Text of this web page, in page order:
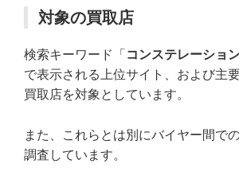
対象の買取店
検索キーワード「 コンステレーショ
で表示される上位サイト、および主
買取店を対象としています。
また、これらとは別にバイヤー間で
調査しています。